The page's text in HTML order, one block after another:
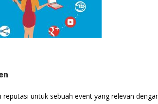
untuk sebuah event yang relevan